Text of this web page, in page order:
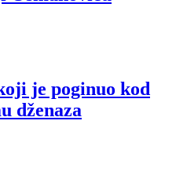
je poginuo kod
dženaza